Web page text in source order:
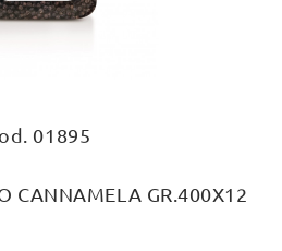
01895
CANNAMELA GR.400X12